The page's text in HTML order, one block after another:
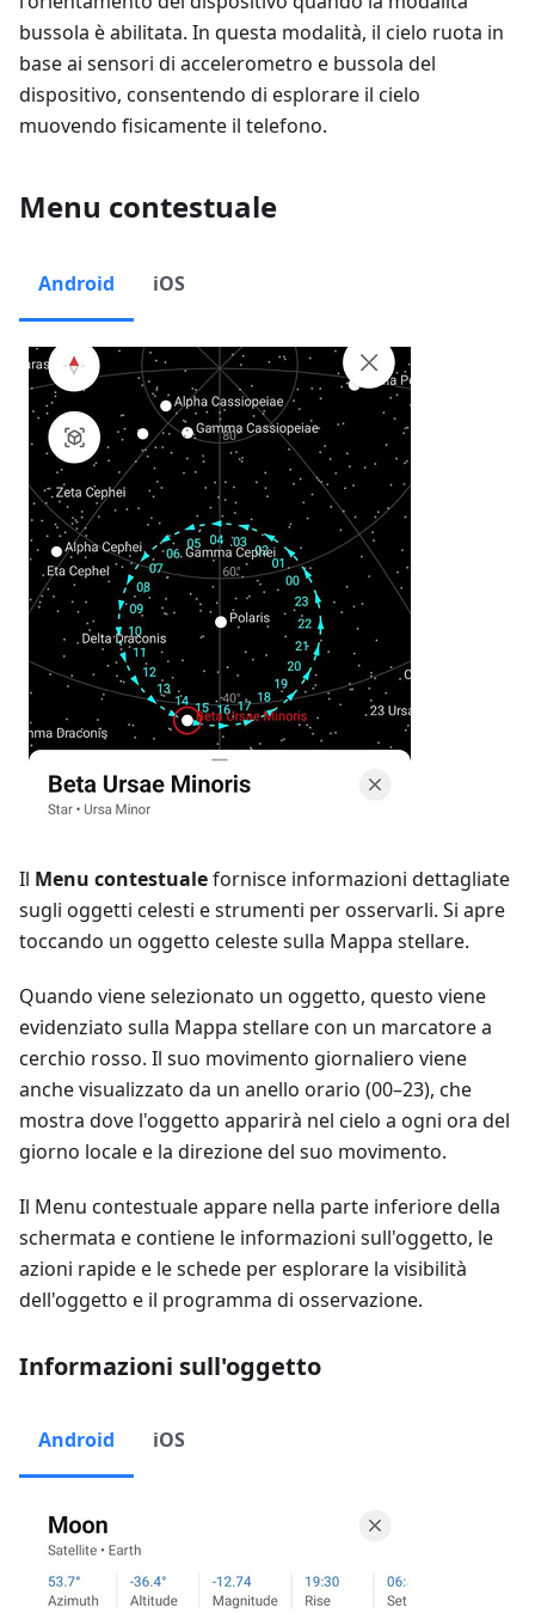
bussola è abilitata. In questa modalità, il cielo ruota in
base ai sensori di accelerometro e bussola del
dispositivo, consentendo di esplorare il cielo
muovendo fisicamente il telefono.
Menu contestuale
Android iOS
Il Menu contestualefornisce informazioni dettagliate
sugli oggetti celesti e strumenti per osservarli. Si apre
toccando un oggetto celeste sulla Mappa stellare.
Quando viene selezionato un oggetto, questo viene
evidenziato sulla Mappa stellare con un marcatore a
cerchio rosso. Il suo movimento giornaliero viene
anche visualizzato da un anello orario (00–23), che
mostra dove l'oggetto apparirà nel cielo a ogni ora del
giorno locale e la direzione del suo movimento.
Il Menu contestuale appare nella parte inferiore della
schermata e contiene le informazioni sull'oggetto, le
azioni rapide e le schede per esplorare la visibilità
dell'oggetto e il programma di osservazione.
Informazioni sull'oggetto
Android iOS